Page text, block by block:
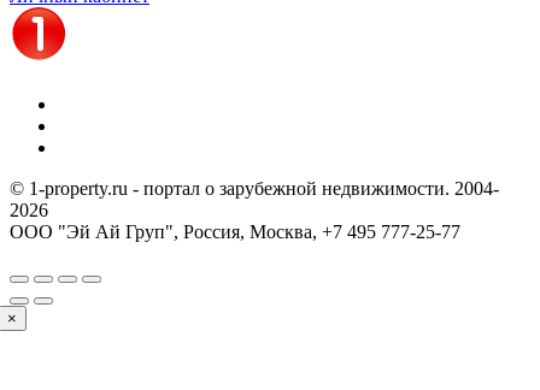
© 1-property.ru - портал о зарубежной недвижимости. 2004-
2026
ООО "Эй Ай Груп", Россия, Москва, +7 495 777-25-77
×